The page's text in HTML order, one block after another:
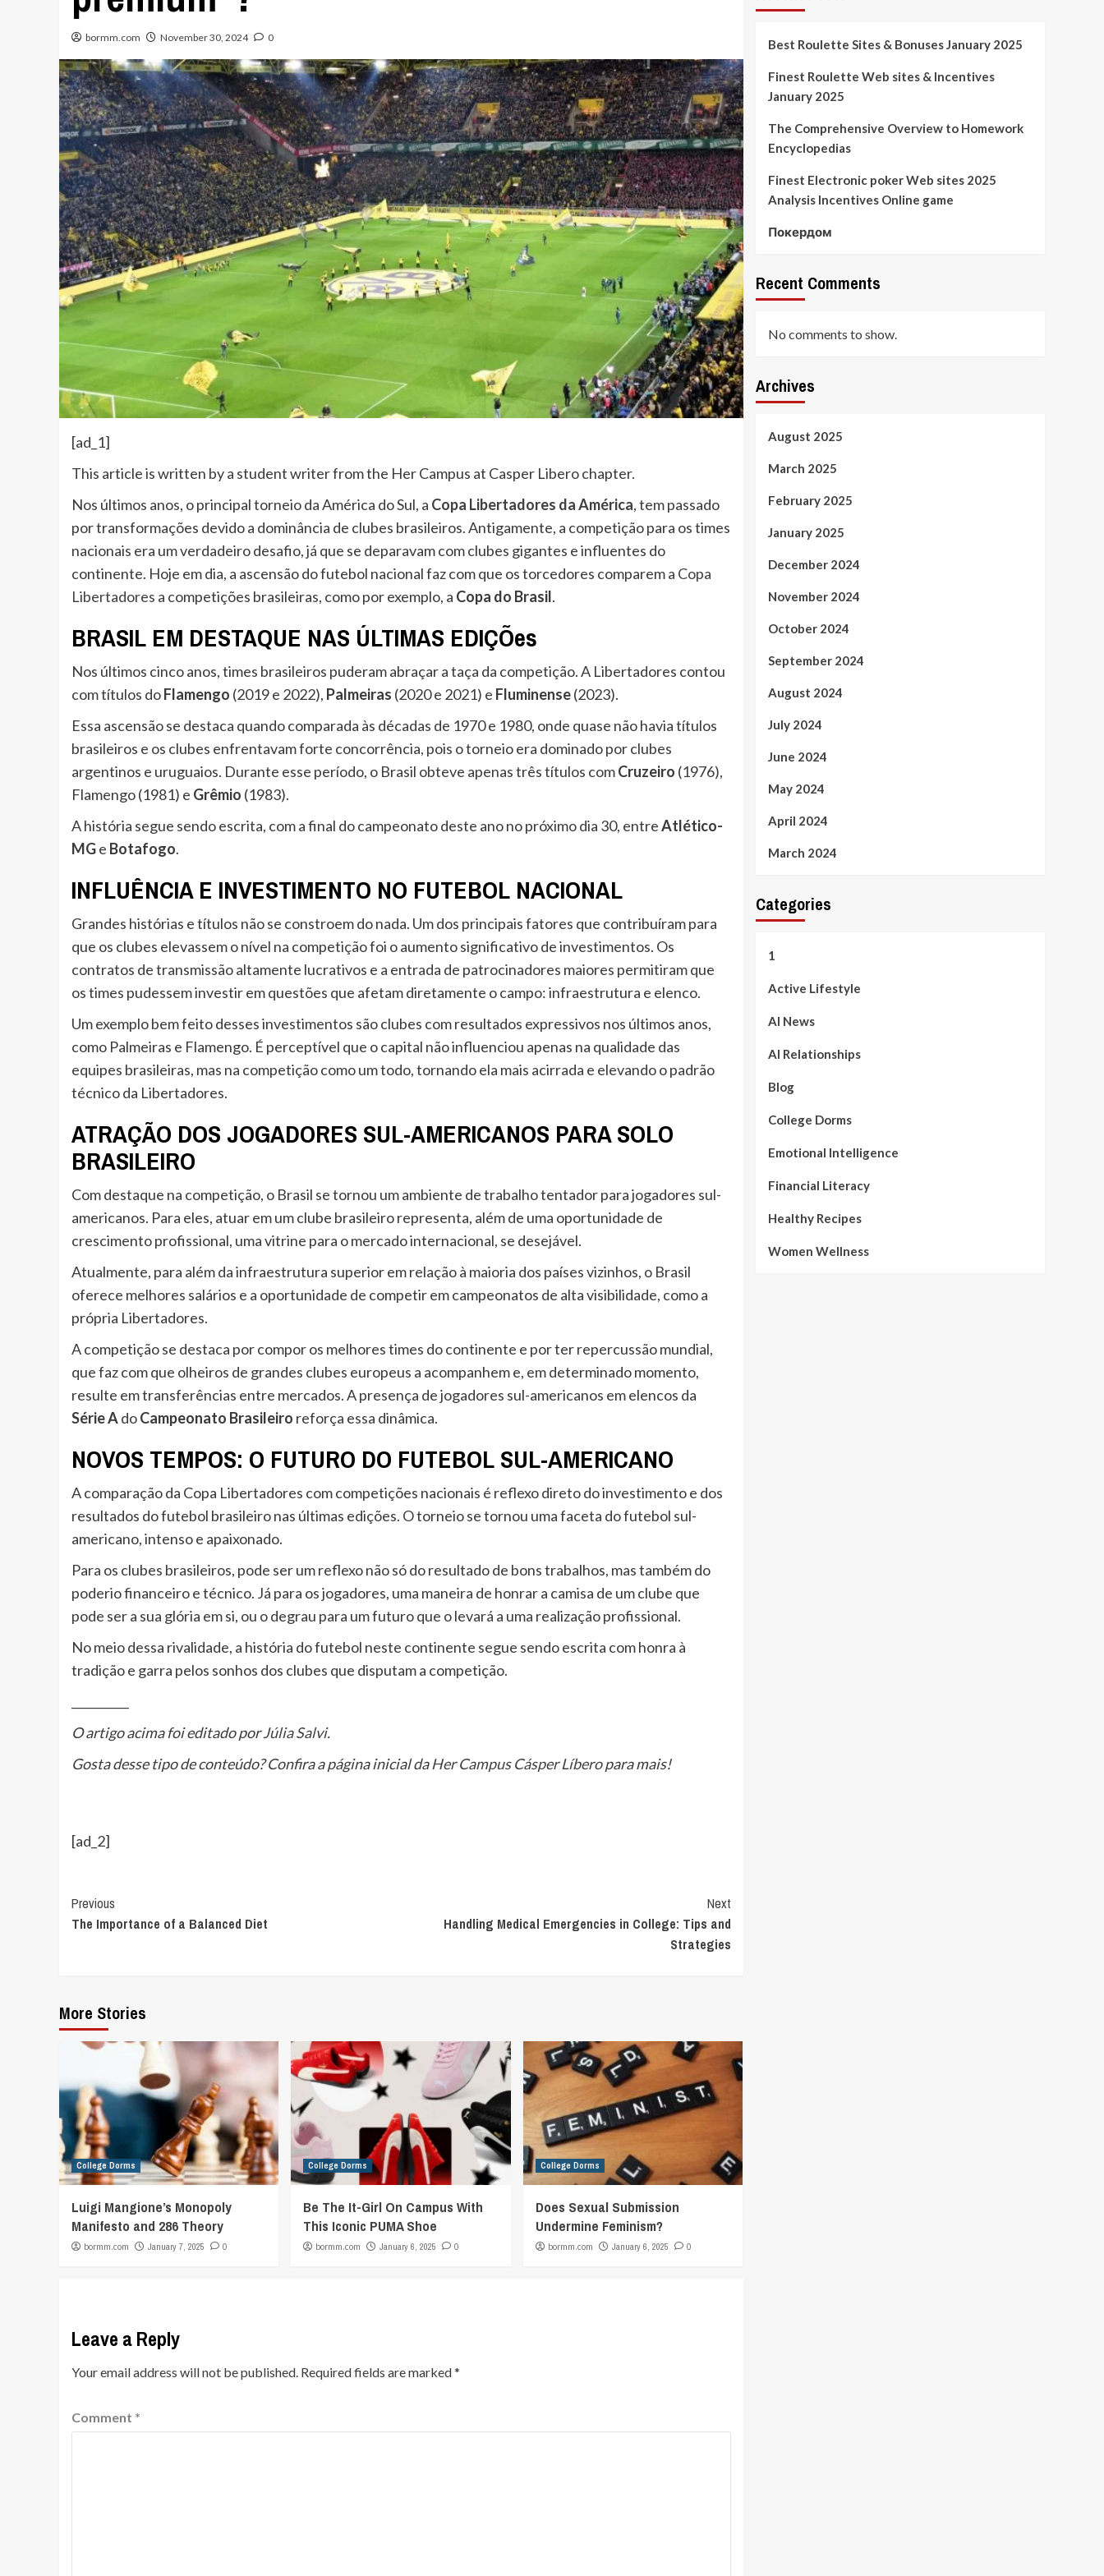
bormm.com November 30, 2024 0
[ad_1]
This article is written by a student writer from the Her Campus at Casper Libero chapter.
Nos últimos anos, o principal torneio da América do Sul, a Copa Libertadores da América, tem passado
por transformações devido a dominância de clubes brasileiros. Antigamente, a competição para os times
nacionais era um verdadeiro desafio, já que se deparavam com clubes gigantes e influentes do
continente. Hoje em dia, a ascensão do futebol nacional faz com que os torcedores comparem a Copa
Libertadores a competições brasileiras, como por exemplo, a Copa do Brasil.
BRASIL EM DESTAQUE NAS ÚLTIMAS EDIÇÕes
Nos últimos cinco anos, times brasileiros puderam abraçar a taça da competição. A Libertadores contou
com títulos doFlamengo (2019 e 2022), Palmeiras (2020 e 2021) e Fluminense(2023).
Essa ascensão se destaca quando comparada às décadas de 1970 e 1980, onde quase não havia títulos
brasileiros e os clubes enfrentavam forte concorrência, pois o torneio era dominado por clubes
argentinos e uruguaios. Durante esse período, o Brasil obteve apenas três títulos comCruzeiro (1976),
Flamengo (1981) e Grêmio (1983).
A história segue sendo escrita, com a final do campeonato deste ano no próximo dia 30, entreAtlético-
MGe Botafogo.
INFLUÊNCIA E INVESTIMENTO NO FUTEBOL NACIONAL
Grandes histórias e títulos não se constroem do nada. Um dos principais fatores que contribuíram para
que os clubes elevassem o nível na competição foi o aumento significativo de investimentos. Os
contratos de transmissão altamente lucrativos e a entrada de patrocinadores maiores permitiram que
os times pudessem investir em questões que afetam diretamente o campo: infraestrutura e elenco.
Um exemplo bem feito desses investimentos são clubes com resultados expressivos nos últimos anos,
como Palmeiras e Flamengo. É perceptível que o capital não influenciou apenas na qualidade das
equipes brasileiras, mas na competição como um todo, tornando ela mais acirrada e elevando o padrão
técnico da Libertadores.
ATRAÇÃO DOS JOGADORES SUL-AMERICANOS PARA SOLO
BRASILEIRO
Com destaque na competição, o Brasil se tornou um ambiente de trabalho tentador para jogadores sul-
americanos. Para eles, atuar em um clube brasileiro representa, além de uma oportunidade de
crescimento profissional, uma vitrine para o mercado internacional, se desejável.
Atualmente, para além da infraestrutura superior em relação à maioria dos países vizinhos, o Brasil
oferece melhores salários e a oportunidade de competir em campeonatos de alta visibilidade, como a
própria Libertadores.
A competição se destaca por compor os melhores times do continente e por ter repercussão mundial,
que faz com que olheiros de grandes clubes europeus a acompanhem e, em determinado momento,
resulte em transferências entre mercados. A presença de jogadores sul-americanos em elencos da
Série AdoCampeonato Brasileiro reforça essa dinâmica.
NOVOS TEMPOS: O FUTURO DO FUTEBOL SUL-AMERICANO
A comparação da Copa Libertadores com competições nacionais é reflexo direto do investimento e dos
resultados do futebol brasileiro nas últimas edições. O torneio se tornou uma faceta do futebol sul-
americano, intenso e apaixonado.
Para os clubes brasileiros, pode ser um reflexo não só do resultado de bons trabalhos, mas também do
poderio financeiro e técnico. Já para os jogadores, uma maneira de honrar a camisa de um clube que
pode ser a sua glória em si, ou o degrau para um futuro que o levará a uma realização profissional.
No meio dessa rivalidade, a história do futebol neste continente segue sendo escrita com honra à
tradição e garra pelos sonhos dos clubes que disputam a competição.
O artigo acima foi editado porJúlia Salvi.
Gosta desse tipo de conteúdo? Confira a página inicial daHer Campus Cásper Líberopara mais!
[ad_2]
Continue
Reading
Previous
The Importance of a Balanced Diet
Next
Handling Medical Emergencies in College: Tips and
Strategies
More Stories
College Dorms
Luigi Mangione’s Monopoly
Manifesto and 286 Theory
bormm.com January 7, 2025 0
College Dorms
Be The It-Girl On Campus With
This Iconic PUMA Shoe
bormm.com January 6, 2025 0
College Dorms
Does Sexual Submission
Undermine Feminism?
bormm.com January 6, 2025 0
Leave a Reply
Your email address will not be published. Required fields are marked*
Comment *
Best Roulette Sites & Bonuses January 2025
Finest Roulette Web sites & Incentives
January 2025
The Comprehensive Overview to Homework
Encyclopedias
Finest Electronic poker Web sites 2025
Analysis Incentives Online game
Покердом
Recent Comments
No comments to show.
Archives
August 2025
March 2025
February 2025
January 2025
December 2024
November 2024
October 2024
September 2024
August 2024
July 2024
June 2024
May 2024
April 2024
March 2024
Categories
1
Active Lifestyle
AI News
AI Relationships
Blog
College Dorms
Emotional Intelligence
Financial Literacy
Healthy Recipes
Women Wellness